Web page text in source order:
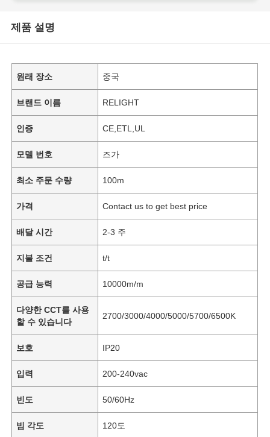
제품 설명
원래 장소 중국
브랜드 이름 RELIGHT
인증 CE,ETL,UL
모델 번호 즈가
최소 주문 수량 100m
가격 Contact us to get best price
배달 시간 2-3 주
지불 조건 t/t
공급 능력 10000m/m
다양한 CCT를 사용
할 수 있습니다
2700/3000/4000/5000/5700/6500K
보호 IP20
입력 200-240vac
빈도 50/60Hz
빔 각도 120도